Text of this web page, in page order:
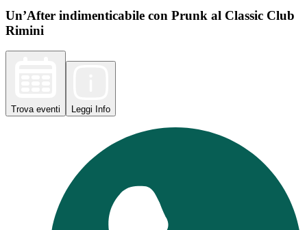
Un’After indimenticabile con Prunk al Classic Club
Rimini
Trova eventi Leggi Info